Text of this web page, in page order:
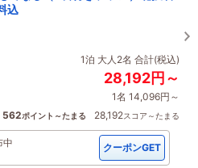
込
1泊 大人2名 合計(税込)
28,192円～
1名 14,096円～
562ポイント～たまる 28,192スコア～たまる
中 クーポンGET